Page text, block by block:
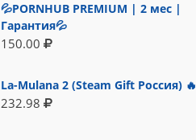
💦PORNHUB PREMIUM | 2 мес |
Гарантия💦
150.00
La-Mulana 2 (Steam Gift Россия) 🔥
232.98